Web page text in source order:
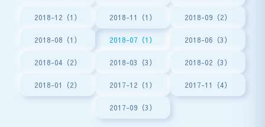
2018-12（1） 2018-11（1） 2018-09（2）
2018-08（1） 2018-07（1） 2018-06（3）
2018-04（2） 2018-03（3） 2018-02（3）
2018-01（2） 2017-12（1） 2017-11（4）
2017-09（3）